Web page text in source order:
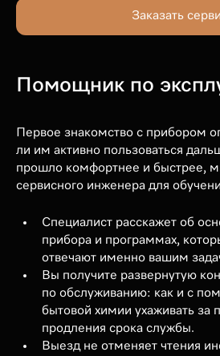
Заказать
Помощник по
Первое знакомство с прибором
ли им активно пользоваться
прошло комфортнее и быстрее,
сервисного инженера для
Специалист расскажет об
прибора и программах,
отвечают именно вашим
Вы получите развернутую
по обслуживанию: как и с
бытовой химии ухаживать за
продления срока службы.
Выезд не отменяет чтения